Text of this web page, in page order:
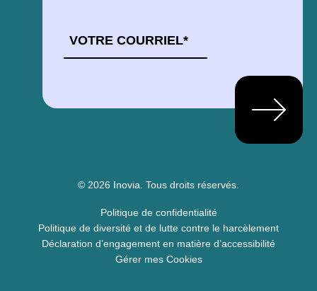
*
© 2026 Inovia. Tous droits réservés.
Politique de confidentialité
Politique de diversité et de lutte contre le harcèlement
Déclaration d’engagement en matière d’accessibilité
Gérer mes Cookies